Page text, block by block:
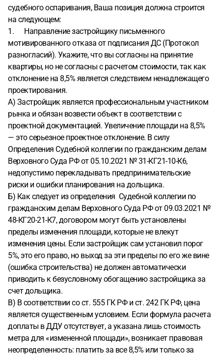
судебного оспаривания, Ваша позиция должна строится
на следующем:
1. Направление застройщику письменного
мотивированного отказа от подписания ДС (Протокол
разногласий). Укажите, что вы согласны на принятие
квартиры, но не согласны с расчетом стоимости, так как
отклонение на 8,5% является следствием ненадлежащего
проектирования.
А) Застройщик является профессиональным участником
рынка и обязан возвести объект в соответствии с
проектной документацией. Увеличение площади на 8,5%
— это серьезное проектное отклонение. В силу
Определения Судебной коллегии по гражданским делам
Верховного Суда РФ от 05.10.2021 № 31-КГ21-10-К6,
недопустимо перекладывать предпринимательские
риски и ошибки планирования на дольщика.
Б) Как следует из определения Судебной коллегии по
гражданским делам Верховного Суда РФ от 09.03.2021 №
48-КГ20-21-К7, договором могут быть установлены
пределы изменения площади, которые не влекут
изменения цены. Если застройщик сам установил порог
5%, это его право, но выход за эти пределы по его же вине
(ошибка строительства) не должен автоматически
приводить к безусловному обогащению застройщика за
счет дольщика.
В) В соответствии со ст. 555 ГК РФ и ст. 242 ГК РФ, цена
является существенным условием. Если формула расчета
доплаты в ДДУ отсутствует, а указана лишь стоимость
метра для «измененной площади», возникает правовая
неопределенность: платить за все 8,5% или только за